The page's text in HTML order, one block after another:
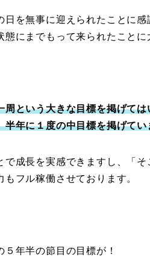
日を無事に迎えられたことに
態にまでもって来られたことに
周という大きな目標を掲げて
半年に１度の中目標を掲げてい
で成長を実感できますし、「
もフル稼働させております。
５年半の節目の目標が！